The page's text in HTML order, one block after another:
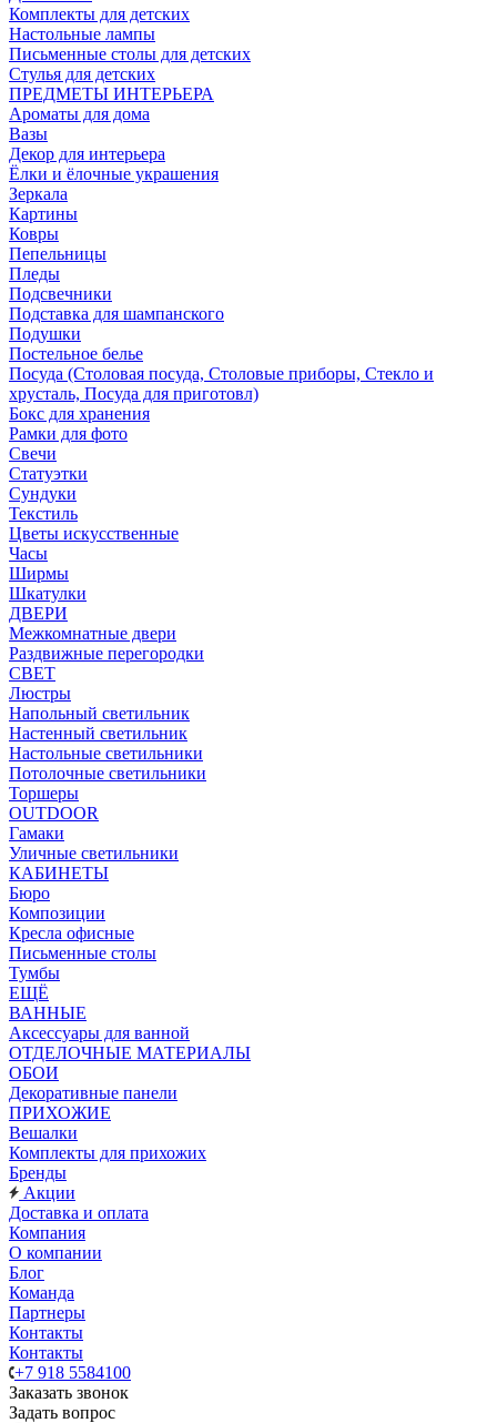
Комплекты для детских
Настольные лампы
Письменные столы для детских
Стулья для детских
ПРЕДМЕТЫ ИНТЕРЬЕРА
Ароматы для дома
Вазы
Декор для интерьера
Ёлки и ёлочные украшения
Зеркала
Картины
Ковры
Пепельницы
Пледы
Подсвечники
Подставка для шампанского
Подушки
Постельное белье
Посуда (Столовая посуда, Столовые приборы, Стекло и
хрусталь, Посуда для приготовл)
Бокс для хранения
Рамки для фото
Свечи
Статуэтки
Сундуки
Текстиль
Цветы искусственные
Часы
Ширмы
Шкатулки
ДВЕРИ
Межкомнатные двери
Раздвижные перегородки
СВЕТ
Люстры
Напольный светильник
Настенный светильник
Настольные светильники
Потолочные светильники
Торшеры
OUTDOOR
Гамаки
Уличные светильники
КАБИНЕТЫ
Бюро
Композиции
Кресла офисные
Письменные столы
Тумбы
ЕЩЁ
ВАННЫЕ
Аксессуары для ванной
ОТДЕЛОЧНЫЕ МАТЕРИАЛЫ
ОБОИ
Декоративные панели
ПРИХОЖИЕ
Вешалки
Комплекты для прихожих
Бренды
Акции
Доставка и оплата
Компания
О компании
Блог
Команда
Партнеры
Контакты
Контакты
+7 918 5584100
Заказать звонок
Задать вопрос